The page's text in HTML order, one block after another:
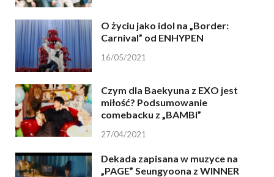
O życiu jako idol na „Border:
Carnival” od ENHYPEN
16/05/2021
Czym dla Baekyuna z EXO jest
miłość? Podsumowanie
comebacku z „BAMBI”
27/04/2021
Dekada zapisana w muzyce na
„PAGE” Seungyoona z WINNER